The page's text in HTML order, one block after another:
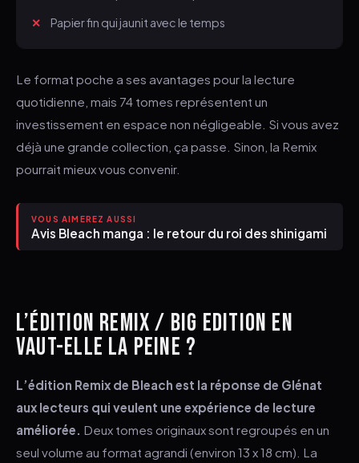
Papier fin qui jaunit avec le temps
Le format poche a ses avantages pour la lecture
quotidienne, mais 74 tomes représentent un
investissement en espace non négligeable. Si vous avez
déjà une grande collection, ça passe. Sinon, la Remix
pourrait mieux vous convenir.
VOUS AIMEREZ AUSSI
Avis Bleach manga : le retour du roi des shinigami
L’ÉDITION REMIX / BIG EDITION EN
VAUT-ELLE LA PEINE ?
L’édition Remix de Bleach est la réponse de Glénat
aux lecteurs qui veulent une expérience de lecture
améliorée. Deux tomes originaux sont regroupés en un
seul volume au format agrandi (environ 13 x 18 cm). La